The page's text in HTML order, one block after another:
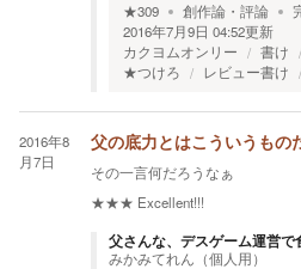
★309 創作論・評論
2016年7月9日 04:52更新
カクヨムオンリー
書け
★つけろ
レビュー書け
2016年8
月7日
父の底力とはこういうもの
その一言何だろうなぁ
★★★ Excellent!!!
父さんな、デスゲーム運営で
みかみてれん（個人用）